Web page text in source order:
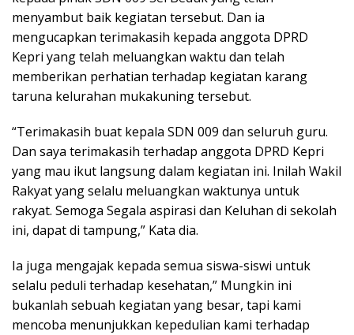
menyambut baik kegiatan tersebut. Dan ia
mengucapkan terimakasih kepada anggota DPRD
Kepri yang telah meluangkan waktu dan telah
memberikan perhatian terhadap kegiatan karang
taruna kelurahan mukakuning tersebut.
“Terimakasih buat kepala SDN 009 dan seluruh guru.
Dan saya terimakasih terhadap anggota DPRD Kepri
yang mau ikut langsung dalam kegiatan ini. Inilah Wakil
Rakyat yang selalu meluangkan waktunya untuk
rakyat. Semoga Segala aspirasi dan Keluhan di sekolah
ini, dapat di tampung,” Kata dia.
Ia juga mengajak kepada semua siswa-siswi untuk
selalu peduli terhadap kesehatan,” Mungkin ini
bukanlah sebuah kegiatan yang besar, tapi kami
mencoba menunjukkan kepedulian kami terhadap